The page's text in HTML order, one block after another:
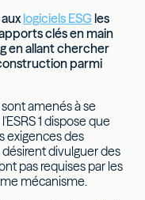
logiciels ESG les
clés en main
en allant chercher
parmi
amenés à se
1 dispose que
exigences des
désirent divulguer des
pas requises par les
mécanisme.